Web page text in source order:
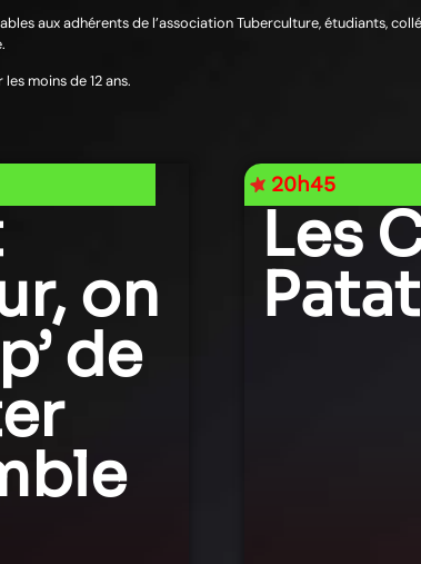
aux adhérents de l’association Tuberculture, étudiants,
moins de 12 ans.
on
de
20h45
Les